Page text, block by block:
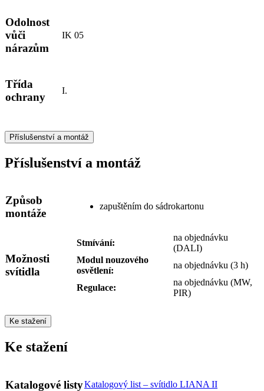
Odolnost
vůči
nárazům
IK 05
Třída
ochrany
I.
Příslušenství a montáž
Příslušenství a montáž
Způsob
montáže
zapuštěním do sádrokartonu
Možnosti
svítidla
Stmívání:
na objednávku
(DALI)
Modul nouzového
osvětlení:
na objednávku (3 h)
Regulace:
na objednávku (MW,
PIR)
Ke stažení
Ke stažení
Katalogové listyKatalogový list – svítidlo LIANA II